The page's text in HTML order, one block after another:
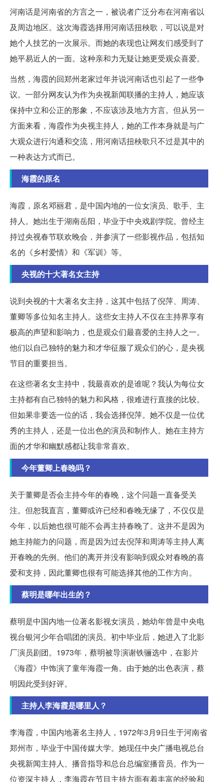
河南话是河南省的方言之一，被说者广泛分布在河南省以
及周边地区。这次海霞选择用河南话扭秧歌，可以说是对
她个人技艺的一次展示。而她的表现也让网友们感受到了
她平易近人的一面。这种亲和力无疑让她更受观众喜爱。
当然，海霞的回郑州老家过年并说河南话也引起了一些争
议。一部分网友认为作为央视新闻联播的主持人，她应该
保持中立和公正的形象，不应该涉及地方方言。但从另一
方面来看，海霞作为央视主持人，她的工作本身就是与广
大观众进行沟通和交流，用河南话扭秧歌只不过是其中的
一种表达方式而已。
海霞的原名
海霞，原名邓丽君，是中国内地的一位女演员、歌手、主
持人。她出生于湖南岳阳，毕业于中央戏剧学院。曾经主
持过央视春节联欢晚会，并参演了一些影视作品，包括知
名的《乡村爱情》和《军训》等。
央视的十大著名女主持
说到央视的十大著名女主持，这其中包括了倪萍、周涛、
董卿等多位知名主持人。这些女主持人不仅在主持界享有
极高的声望和影响力，也是观众们最喜爱的主持人之一。
他们以自己独特的魅力和才华征服了观众们的心，是央视
节目的重要担当。
在这些著名女主持中，我最喜欢的是谁呢？我认为每位女
主持都有自己独特的魅力和风格，很难进行直接的比较。
但如果非要选一位的话，我会选择倪萍。她不仅是一位优
秀的主持人，还是一位出色的演员和制作人。她在主持方
面的才华和幽默感都让我非常喜欢。
今年董卿上春晚吗？
关于董卿是否会主持今年的春晚，这个问题一直备受关
注。但恕我直言，董卿或许已经和春晚无缘了，不仅仅是
今年，以后她也很可能不会再主持春晚了。这并不是因为
她主持能力的问题，而是因为过去倪萍和周涛等主持人离
开春晚的先例。他们的离开并没有影响到观众对春晚的喜
爱和支持，因此董卿也很有可能选择其他的工作方向。
蔡明是哪年出生的？
蔡明是中国内地一位著名影视女演员，她幼年曾是中央电
视台银河少年合唱团的演员。初中毕业后，她进入了北影
厂演员剧团。1973年，蔡明被导演谢铁骊选中，在影片
《海霞》中饰演了童年海霞一角。由于她的出色表演，蔡
明因此受到好评。
主持人李海霞是哪里人？
李海霞，中国内地著名主持人，1972年3月9日生于河南省
郑州市，毕业于中国传媒大学。她现任中央广播电视总台
央视新闻主持人、播音指导和总台总编室播音员。作为一
位资深主持人，李海霞在节目主持方面有着丰富的经验和